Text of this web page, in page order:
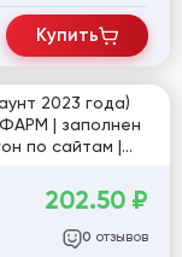
Купить
2023 года)
ФАРМ | заполнен
по сайтам |
202.50 ₽
0 отзывов